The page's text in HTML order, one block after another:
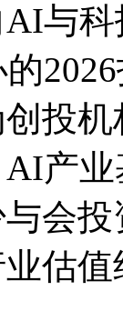
科
投
产
会
估